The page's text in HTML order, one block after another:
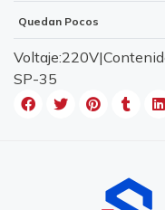
Quedan Pocos
SP-35